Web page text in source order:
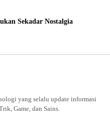
Sekadar Nostalgia
yang selalu update informasi
Game, dan Sains.